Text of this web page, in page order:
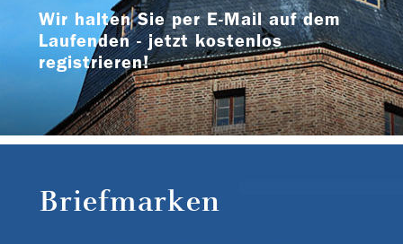
Wir halten Sie per E-Mail auf dem
Laufenden - jetzt kostenlos
registrieren!
Briefmarken